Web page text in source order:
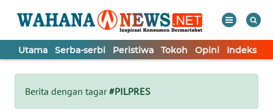
Utama Serba-serbi Peristiwa Tokoh Opini Indeks
Berita dengan tagar#PILPRES
Tutup